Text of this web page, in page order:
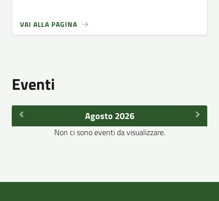
VAI ALLA PAGINA
Eventi
Agosto 2026
Non ci sono eventi da visualizzare.